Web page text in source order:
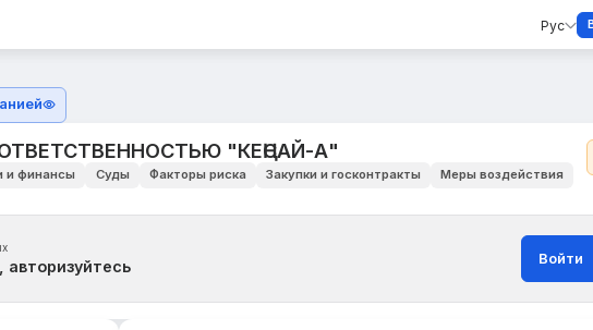
Рус
"КЕҢСАЙ-А"
и финансы Суды Факторы риска Закупки и госконтракты
Меры воздействия
Войти